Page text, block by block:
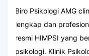
Biro Psikologi AMG
lengkap dan
resmi HIMPSI yang
psikologi. Klinik